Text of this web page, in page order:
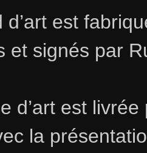
d’art est
et signés par
d’art est
la